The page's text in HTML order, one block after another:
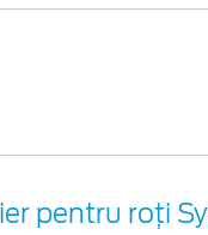
pentru roți